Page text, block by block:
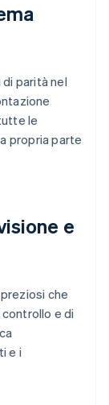
parità nel
le
propria parte
e
che
e di
e i